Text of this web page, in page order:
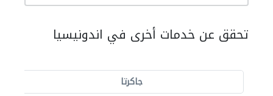
تحقق عن خدمات أخرى في اندونيسيا
جاكرتا